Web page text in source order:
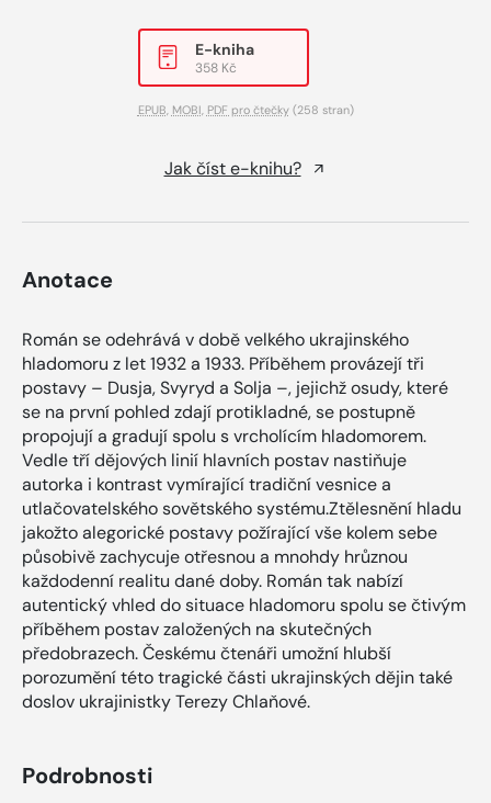
E-kniha
358 Kč
EPUB, MOBI, PDF pro čtečky(258 stran)
Jak číst e-knihu?
Anotace
Román se odehrává v době velkého ukrajinského
hladomoru z let 1932 a 1933. Příběhem provázejí tři
postavy – Dusja, Svyryd a Solja –, jejichž osudy, které
se na první pohled zdají protikladné, se postupně
propojují a gradují spolu s vrcholícím hladomorem.
Vedle tří dějových linií hlavních postav nastiňuje
autorka i kontrast vymírající tradiční vesnice a
utlačovatelského sovětského systému.Ztělesnění hladu
jakožto alegorické postavy požírající vše kolem sebe
působivě zachycuje otřesnou a mnohdy hrůznou
každodenní realitu dané doby. Román tak nabízí
autentický vhled do situace hladomoru spolu se čtivým
příběhem postav založených na skutečných
předobrazech. Českému čtenáři umožní hlubší
porozumění této tragické části ukrajinských dějin také
doslov ukrajinistky Terezy Chlaňové.
Podrobnosti